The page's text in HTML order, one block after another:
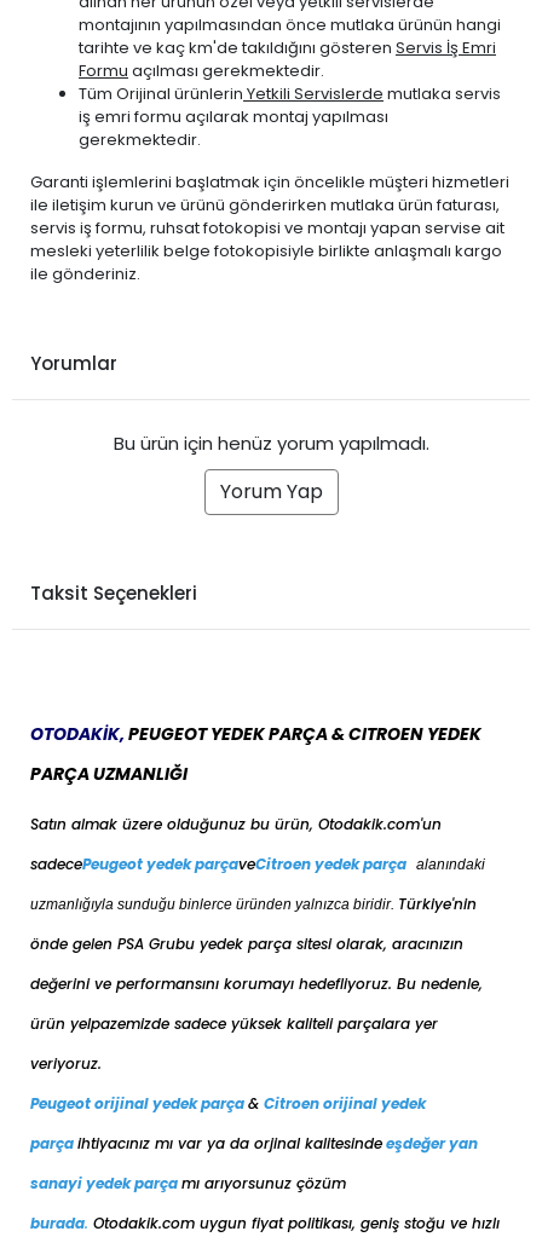
montajının yapılmasından önce mutlaka ürünün hangi
tarihte ve kaç km'de takıldığını gösteren Servis İş Emri
Formu açılması gerekmektedir.
Tüm Orijinal ürünlerin Yetkili Servislerde mutlaka servis
iş emri formu açılarak montaj yapılması
gerekmektedir.
Garanti işlemlerini başlatmak için öncelikle müşteri hizmetleri
ile iletişim kurun ve ürünü gönderirken mutlaka ürün faturası,
servis iş formu, ruhsat fotokopisi ve montajı yapan servise ait
mesleki yeterlilik belge fotokopisiyle birlikte anlaşmalı kargo
ile gönderiniz.
Yorumlar
Bu ürün için henüz yorum yapılmadı.
Yorum Yap
Taksit Seçenekleri
OTODAKİK, PEUGEOT YEDEK PARÇA & CITROEN YEDEK
PARÇA UZMANLIĞI
Satın almak üzere olduğunuz bu ürün, Otodakik.com'un
sadecePeugeot yedek parçaveCitroen yedek parça alanındaki
uzmanlığıyla sunduğu binlerce üründen yalnızca biridir. Türkiye'nin
önde gelen PSA Grubu yedek parça sitesi olarak, aracınızın
değerini ve performansını korumayı hedefliyoruz. Bu nedenle,
ürün yelpazemizde sadece yüksek kaliteli parçalara yer
veriyoruz.
Peugeot orijinal yedek parça& Citroen orijinal yedek
parçaihtiyacınız mı var ya da orjinal kalitesindeeşdeğeryan
sanayi yedek parçamı arıyorsunuz çözüm
burada. Otodakik.com uygun fiyat politikası, geniş stoğu ve hızlı